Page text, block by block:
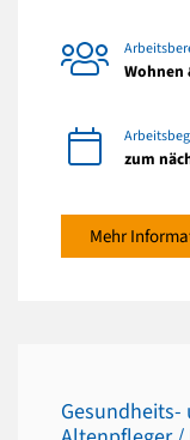
Wohnen
zum
Mehr
Gesundheits-